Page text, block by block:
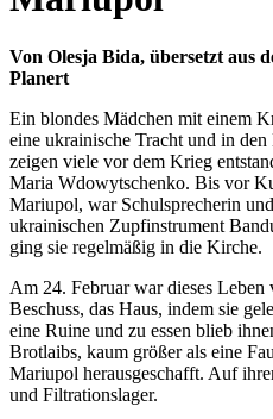
Von Olesja Bida, übersetzt aus
Planert
Ein blondes Mädchen mit einem
eine ukrainische Tracht und in
zeigen viele vor dem Krieg
Maria Wdowytschenko. Bis vor
Mariupol, war Schulsprecherin
ukrainischen Zupfinstrument
ging sie regelmäßig in die Kirche.
Am 24. Februar war dieses
Beschuss, das Haus, indem sie
eine Ruine und zu essen blieb
Brotlaibs, kaum größer als eine
Mariupol herausgeschafft. Auf
und Filtrationslager.